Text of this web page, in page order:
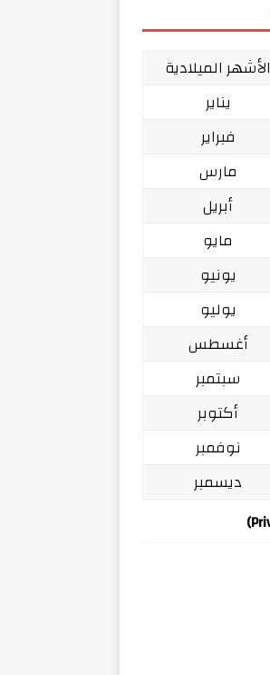
الأشهر الميلادية
يناير
فبراير
مارس
أبريل
مايو
يونيو
يوليو
أغسطس
سبتمبر
أكتوبر
نوفمبر
ديسمبر